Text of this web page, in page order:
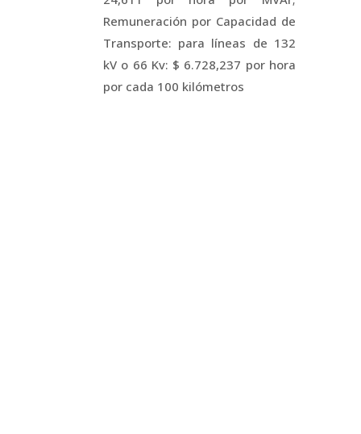
Remuneración por Capacidad de
Transporte: para líneas de 132
kV o 66 Kv: $ 6.728,237 por hora
por cada 100 kilómetros